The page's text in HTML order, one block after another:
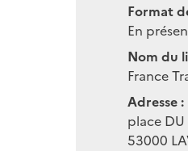
Format
En
Nom du
France
Adresse :
place DU
53000